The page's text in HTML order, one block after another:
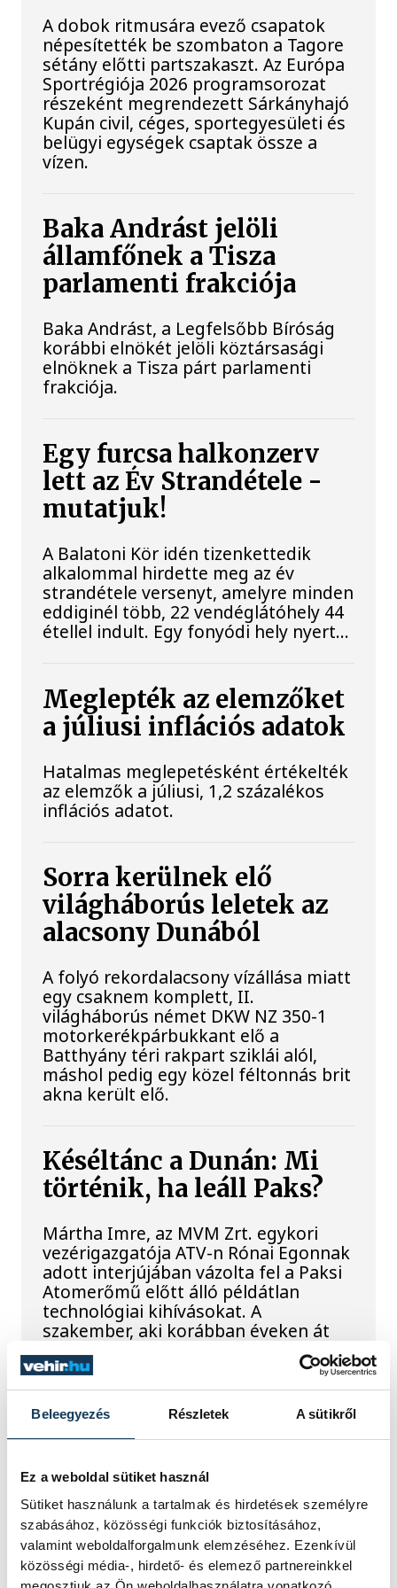
Beleegyezés Részletek A sütikről
Ez a weboldal sütiket használ
Sütiket használunk a tartalmak és hirdetések személyre
szabásához, közösségi funkciók biztosításához,
valamint weboldalforgalmunk elemzéséhez. Ezenkívül
közösségi média-, hirdető- és elemező partnereinkkel
A dobok ritmusára evező csapatok
népesítették be szombaton a Tagore
sétány előtti partszakaszt. Az Európa
Sportrégiója 2026 programsorozat
részeként megrendezett Sárkányhajó
Kupán civil, céges, sportegyesületi és
belügyi egységek csaptak össze a
vízen.
Baka Andrást jelöli
államfőnek a Tisza
parlamenti frakciója
Baka Andrást, a Legfelsőbb Bíróság
korábbi elnökét jelöli köztársasági
elnöknek a Tisza párt parlamenti
frakciója.
Egy furcsa halkonzerv
lett az Év Strandétele -
mutatjuk!
A Balatoni Kör idén tizenkettedik
alkalommal hirdette meg az év
strandétele versenyt, amelyre minden
eddiginél több, 22 vendéglátóhely 44
étellel indult. Egy fonyódi hely nyert...
Meglepték az elemzőket
a júliusi inflációs adatok
Hatalmas meglepetésként értékelték
az elemzők a júliusi, 1,2 százalékos
inflációs adatot.
Sorra kerülnek elő
világháborús leletek az
alacsony Dunából
A folyó rekordalacsony vízállása miatt
egy csaknem komplett, II.
világháborús német DKW NZ 350-1
motorkerékpárbukkant elő a
Batthyány téri rakpart sziklái alól,
máshol pedig egy közel féltonnás brit
akna került elő.
Késéltánc a Dunán: Mi
történik, ha leáll Paks?
Mártha Imre, az MVM Zrt. egykori
vezérigazgatója ATV-n Rónai Egonnak
adott interjújában vázolta fel a Paksi
Atomerőmű előtt álló példátlan
technológiai kihívásokat. A
szakember, aki korábban éveken át
felelt a hazai energetikai
fejlesztésekért és a paksi blokkok
működéséért, arra figyelmeztet: az
erőmű olyan üzemállapotban van,
amelyre eredetileg nem tervezték.
A Tisza-frakció
kezdeményezte, hogy
jövő kedden legyen az
államfőválasztás